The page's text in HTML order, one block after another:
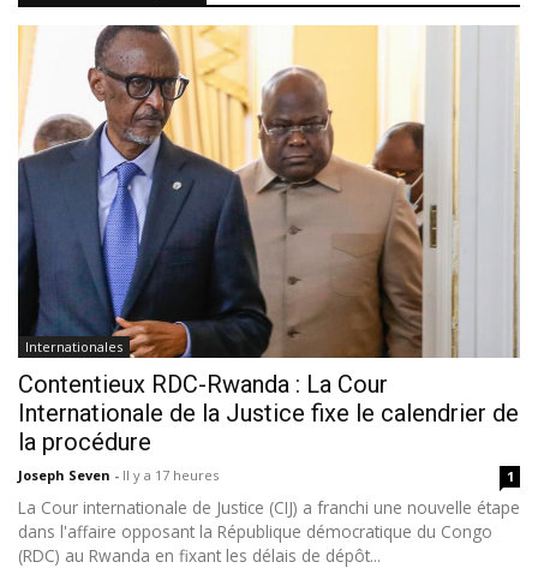
Internationales
Contentieux RDC-Rwanda : La Cour
Internationale de la Justice fixe le calendrier de
la procédure
Joseph Seven - Il y a 17 heures 1
La Cour internationale de Justice (CIJ) a franchi une nouvelle étape
dans l'affaire opposant la République démocratique du Congo
(RDC) au Rwanda en fixant les délais de dépôt...